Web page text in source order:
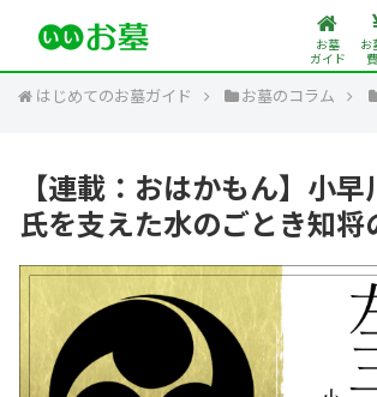
お墓
ガイド
お
はじめてのお墓ガイド お墓のコラム
【連載：おはかもん】小
氏を支えた水のごとき知将